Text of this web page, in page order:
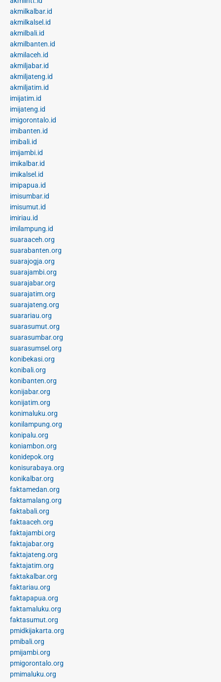
akmilkalbar.id
akmilkalsel.id
akmilbali.id
akmilbanten.id
akmilaceh.id
akmiljabar.id
akmiljateng.id
akmiljatim.id
imijatim.id
imijateng.id
imigorontalo.id
imibanten.id
imibali.id
imijambi.id
imikalbar.id
imikalsel.id
imipapua.id
imisumbar.id
imisumut.id
imiriau.id
imilampung.id
suaraaceh.org
suarabanten.org
suarajogja.org
suarajambi.org
suarajabar.org
suarajatim.org
suarajateng.org
suarariau.org
suarasumut.org
suarasumbar.org
suarasumsel.org
konibekasi.org
konibali.org
konibanten.org
konijabar.org
konijatim.org
konimaluku.org
konilampung.org
konipalu.org
koniambon.org
konidepok.org
konisurabaya.org
konikalbar.org
faktamedan.org
faktamalang.org
faktabali.org
faktaaceh.org
faktajambi.org
faktajabar.org
faktajateng.org
faktajatim.org
faktakalbar.org
faktariau.org
faktapapua.org
faktamaluku.org
faktasumut.org
pmidkijakarta.org
pmibali.org
pmijambi.org
pmigorontalo.org
pmimaluku.org